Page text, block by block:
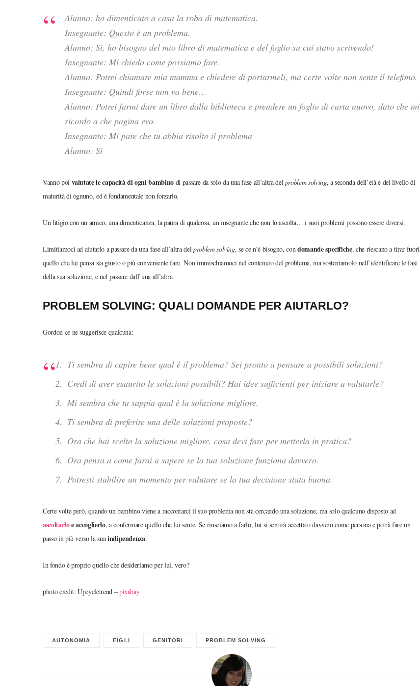
Alunno: ho dimenticato a casa la roba di matematica.
Insegnante: Questo è un problema.
Alunno: Sì, ho bisogno del mio libro di matematica e del foglio su cui stavo scrivendo!
Insegnante: Mi chiedo come possiamo fare.
Alunno: Potrei chiamare mia mamma e chiedere di portarmeli, ma certe volte non sente il telefono.
Insegnante: Quindi forse non va bene…
Alunno: Potrei farmi dare un libro dalla biblioteca e prendere un foglio di carta nuovo, dato che mi
ricordo a che pagina ero.
Insegnante: Mi pare che tu abbia risolto il problema
Alunno: Sì
Vanno poi valutate le capacità di ogni bambinodi passare da solo da una fase all’altra delproblem solving, a seconda dell’età e del livello di
maturità di ognuno, ed è fondamentale non forzarlo.
Un litigio con un amico, una dimenticanza, la paura di qualcosa, un insegnante che non lo ascolta… i suoi problemi possono essere diversi.
Limitiamoci ad aiutarlo a passare da una fase all’altra delproblemsolving, se ce n’è bisogno, condomande specifiche, che riescano a tirar fuori
quello che lui pensa sia giusto o più conveniente fare. Non immischiamoci nel contenuto del problema, ma sosteniamolo nell’identificare le fasi
della sua soluzione, e nel passare dall’una all’altra.
PROBLEM SOLVING: QUALI DOMANDE PER AIUTARLO?
Gordon ce ne suggerisce qualcuna:
Ti sembra di capire bene qual è il problema? Sei pronto a pensare a possibili soluzioni?
Credi di aver esaurito le soluzioni possibili? Hai idee sufficienti per iniziare a valutarle?
Mi sembra che tu sappia qual è la soluzione migliore.
Ti sembra di preferire una delle soluzioni proposte?
Ora che hai scelto la soluzione migliore, cosa devi fare per metterla in pratica?
Ora pensa a come farai a sapere se la tua soluzione funziona davvero.
Potresti stabilire un momento per valutare se la tua decisione stata buona.
Certe volte però, quando un bambino viene a raccontarci il suo problema non sta cercando una soluzione, ma solo qualcuno disposto ad
ascoltarloe accoglierlo, a confermare quello che lui sente. Se riusciamo a farlo, lui si sentirà accettato davvero come persona e potrà fare un
passo in più verso la suaindipendenza.
In fondo è proprio quello che desideriamo per lui, vero?
photo credit: Upcycletrend –pixabay
AUTONOMIA FIGLI GENITORI PROBLEM SOLVING